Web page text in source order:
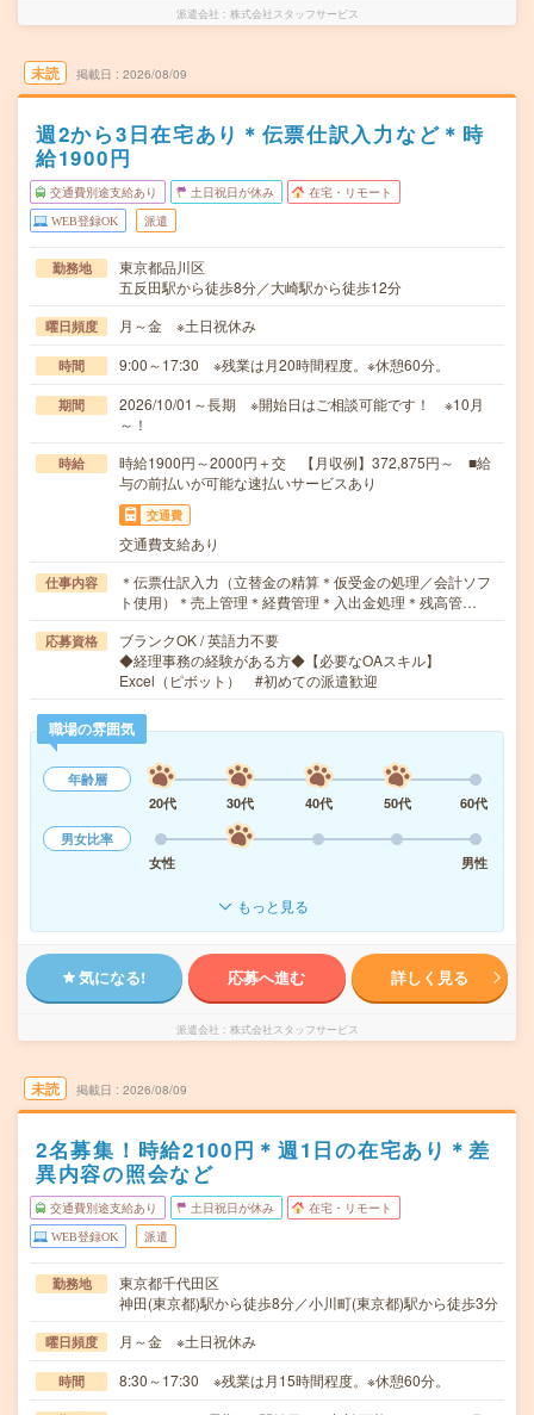
派遣会社 株式会社スタッフサービス
未読 掲載日 2026/08/09
週2から3日在宅あり＊伝票仕訳入力など＊時
給1900円
交通費別途支給あり 土日祝日が休み 在宅・リモート
WEB登録OK 派遣
勤務地
東京都品川区
五反田駅から徒歩8分／大崎駅から徒歩12分
曜日頻度 月～金 ※土日祝休み
時間 9:00～17:30 ※残業は月20時間程度。※休憩60分。
期間
2026/10/01～長期 ※開始日はご相談可能です！ ※10月
～！
時給
時給1900円～2000円＋交 【月収例】372,875円～ ■給
与の前払いが可能な速払いサービスあり
交通費
交通費支給あり
仕事内容
＊伝票仕訳入力（立替金の精算＊仮受金の処理／会計ソフ
ト使用）＊売上管理＊経費管理＊入出金処理＊残高管…
応募資格
ブランクOK / 英語力不要
◆経理事務の経験がある方◆【必要なOAスキル】
Excel（ピボット） #初めての派遣歓迎
職場の雰囲気
年齢層
20代
30代 40代 50代
60代
男女比率
女性
男性
もっと見る
気になる! 応募へ進む 詳しく見る
派遣会社 株式会社スタッフサービス
未読 掲載日 2026/08/09
2名募集！時給2100円＊週1日の在宅あり＊差
異内容の照会など
交通費別途支給あり 土日祝日が休み 在宅・リモート
WEB登録OK 派遣
勤務地
東京都千代田区
神田(東京都)駅から徒歩8分／小川町(東京都)駅から徒歩3分
曜日頻度 月～金 ※土日祝休み
時間 8:30～17:30 ※残業は月15時間程度。※休憩60分。